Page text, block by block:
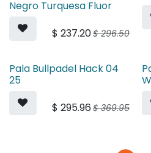
Negro Turquesa Fluor
$ 237.20$296.50
Pala Bullpadel Hack 04
25
$ 295.96 $369.95